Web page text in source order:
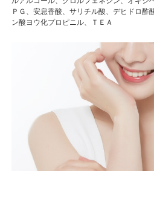
ＰＧ、安息香酸、サリチル酸、デヒドロ酢
ン酸ヨウ化プロピニル、ＴＥＡ